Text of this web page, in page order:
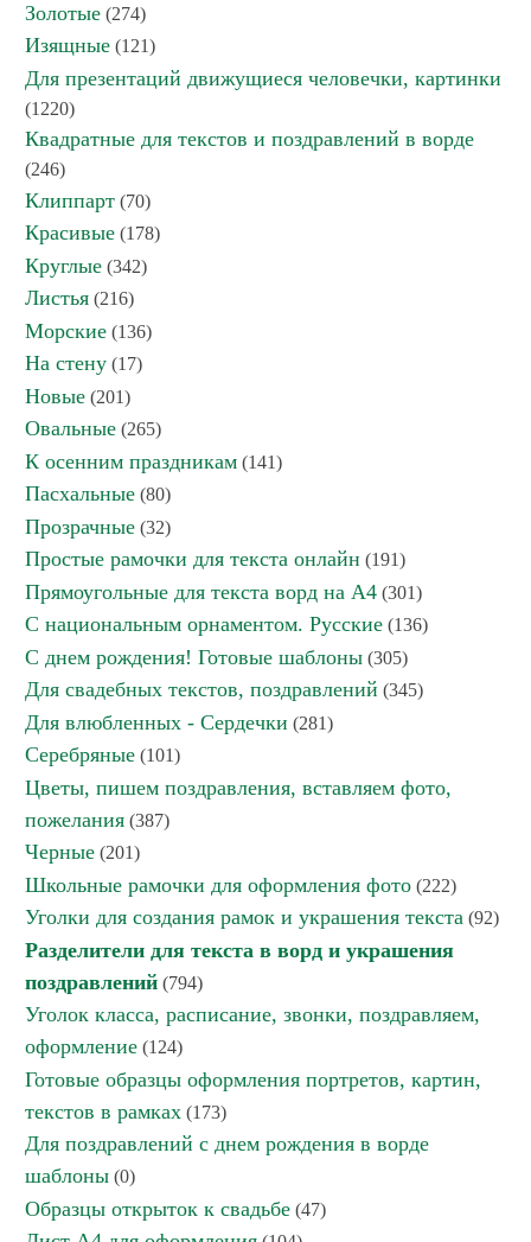
Золотые (274)
Изящные (121)
Для презентаций движущиеся человечки, картинки
(1220)
Квадратные для текстов и поздравлений в ворде
(246)
Клиппарт (70)
Красивые (178)
Круглые (342)
Листья (216)
Морские (136)
На стену (17)
Новые (201)
Овальные (265)
К осенним праздникам (141)
Пасхальные (80)
Прозрачные (32)
Простые рамочки для текста онлайн (191)
Прямоугольные для текста ворд на А4 (301)
С национальным орнаментом. Русские (136)
С днем рождения! Готовые шаблоны (305)
Для свадебных текстов, поздравлений (345)
Для влюбленных - Сердечки (281)
Серебряные (101)
Цветы, пишем поздравления, вставляем фото,
пожелания (387)
Черные (201)
Школьные рамочки для оформления фото (222)
Уголки для создания рамок и украшения текста (92)
Разделители для текста в ворд и украшения
поздравлений (794)
Уголок класса, расписание, звонки, поздравляем,
оформление (124)
Готовые образцы оформления портретов, картин,
текстов в рамках (173)
Для поздравлений с днем рождения в ворде
шаблоны (0)
Образцы открыток к свадьбе (47)